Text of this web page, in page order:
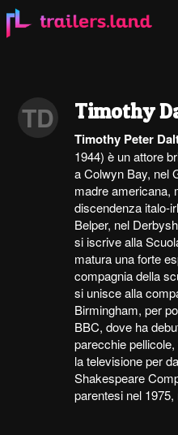
TD Timothy
Timothy Peter
1944) è un attore
a Colwyn Bay, nel
madre americana,
discendenza italo-
Belper, nel
si iscrive alla
matura una forte
compagnia della
si unisce alla
Birmingham, per
BBC, dove ha
parecchie
la televisione per
Shakespeare
parentesi nel 1975,